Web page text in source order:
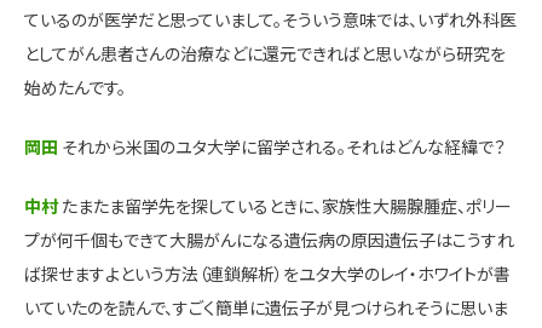
ているのが医学だと思っていまして。そういう意味では、いずれ外科医
としてがん患者さんの治療などに還元できればと思いながら研究を
始めたんです。
岡田 それから米国のユタ大学に留学される。それはどんな経緯で？
中村たまたま留学先を探しているときに、家族性大腸腺腫症、ポリー
プが何千個もできて大腸がんになる遺伝病の原因遺伝子はこうすれ
ば探せますよという方法（連鎖解析）をユタ大学のレイ・ホワイトが書
いていたのを読んで、すごく簡単に遺伝子が見つけられそうに思いま